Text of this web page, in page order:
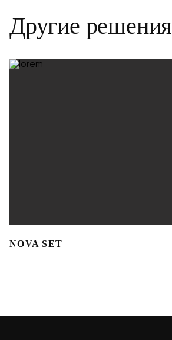
Другие решения
NOVA SET